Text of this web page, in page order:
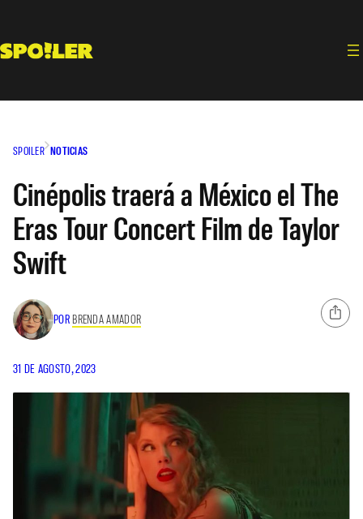
contenido
SPOILER NOTICIAS
Cinépolis traerá a México el The
Eras Tour Concert Film de Taylor
Swift
POR BRENDA AMADOR
31 DE AGOSTO, 2023